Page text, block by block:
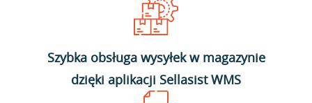
Szybka obsługa wysyłek w magazynie
dzięki aplikacji Sellasist WMS